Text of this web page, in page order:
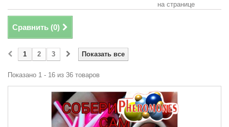
на странице
Сравнить (0)
Показать все
1 2 3
Показано 1 - 16 из 36 товаров